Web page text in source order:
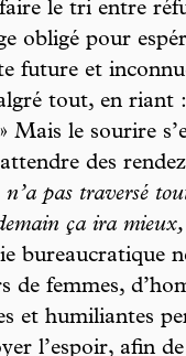
le tri entre
obligé pour
future et
tout, en riant :
Mais le sourire
des
pas traversé
ça ira mieux,
bureaucratique
de femmes,
et humiliantes
l’espoir, afin